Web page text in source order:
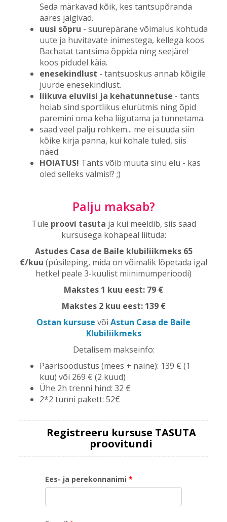
Seda märkavad kõik, kes tantsupõranda
ääres jälgivad.
uusi sõpru - suurepärane võimalus kohtuda
uute ja huvitavate inimestega, kellega koos
Bachatat tantsima õppida ning seejärel
koos pidudel käia.
enesekindlust - tantsuoskus annab kõigile
juurde enesekindlust.
liikuva eluviisi ja kehatunnetuse - tants
hoiab sind sportlikus elurütmis ning õpid
paremini oma keha liigutama ja tunnetama.
saad veel palju rohkem... me ei suuda siin
kõike kirja panna, kui kohale tuled, siis
näed.
HOIATUS! Tants võib muuta sinu elu - kas
oled selleks valmis!? ;)
Palju maksab?
Tule proovi tasuta ja kui meeldib, siis saad
kursusega kohapeal liituda:
Astudes Casa de Baile klubiliikmeks 65
€/kuu (püsileping, mida on võimalik lõpetada igal
hetkel peale 3-kuulist miinimumperioodi)
Makstes 1 kuu eest: 79 €
Makstes 2 kuu eest: 139 €
Ostan kursuse või Astun Casa de Baile
Klubiliikmeks
Detalisem makseinfo:
Paarisoodustus (mees + naine): 139 € (1
kuu) või 269 € (2 kuud)
Ühe 2h trenni hind: 32 €
2*2 tunni pakett: 52€
Registreeru kursuse TASUTA
proovitundi
Ees- ja perekonnanimi